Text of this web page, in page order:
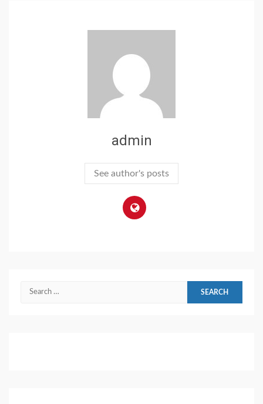
admin
See author's posts
Search